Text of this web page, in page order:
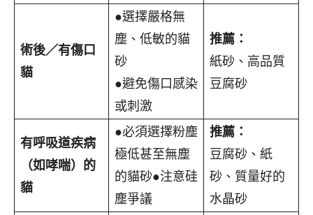
術後／有傷口
貓
●選擇嚴格無
塵、低敏的貓
砂
●避免傷口感染
或刺激
推薦：
紙砂、高品質
豆腐砂
有呼吸道疾病
（如哮喘）的
貓
●必須選擇粉塵
極低甚至無塵
的貓砂●注意硅
塵爭議
推薦：
豆腐砂、紙
砂、質量好的
水晶砂